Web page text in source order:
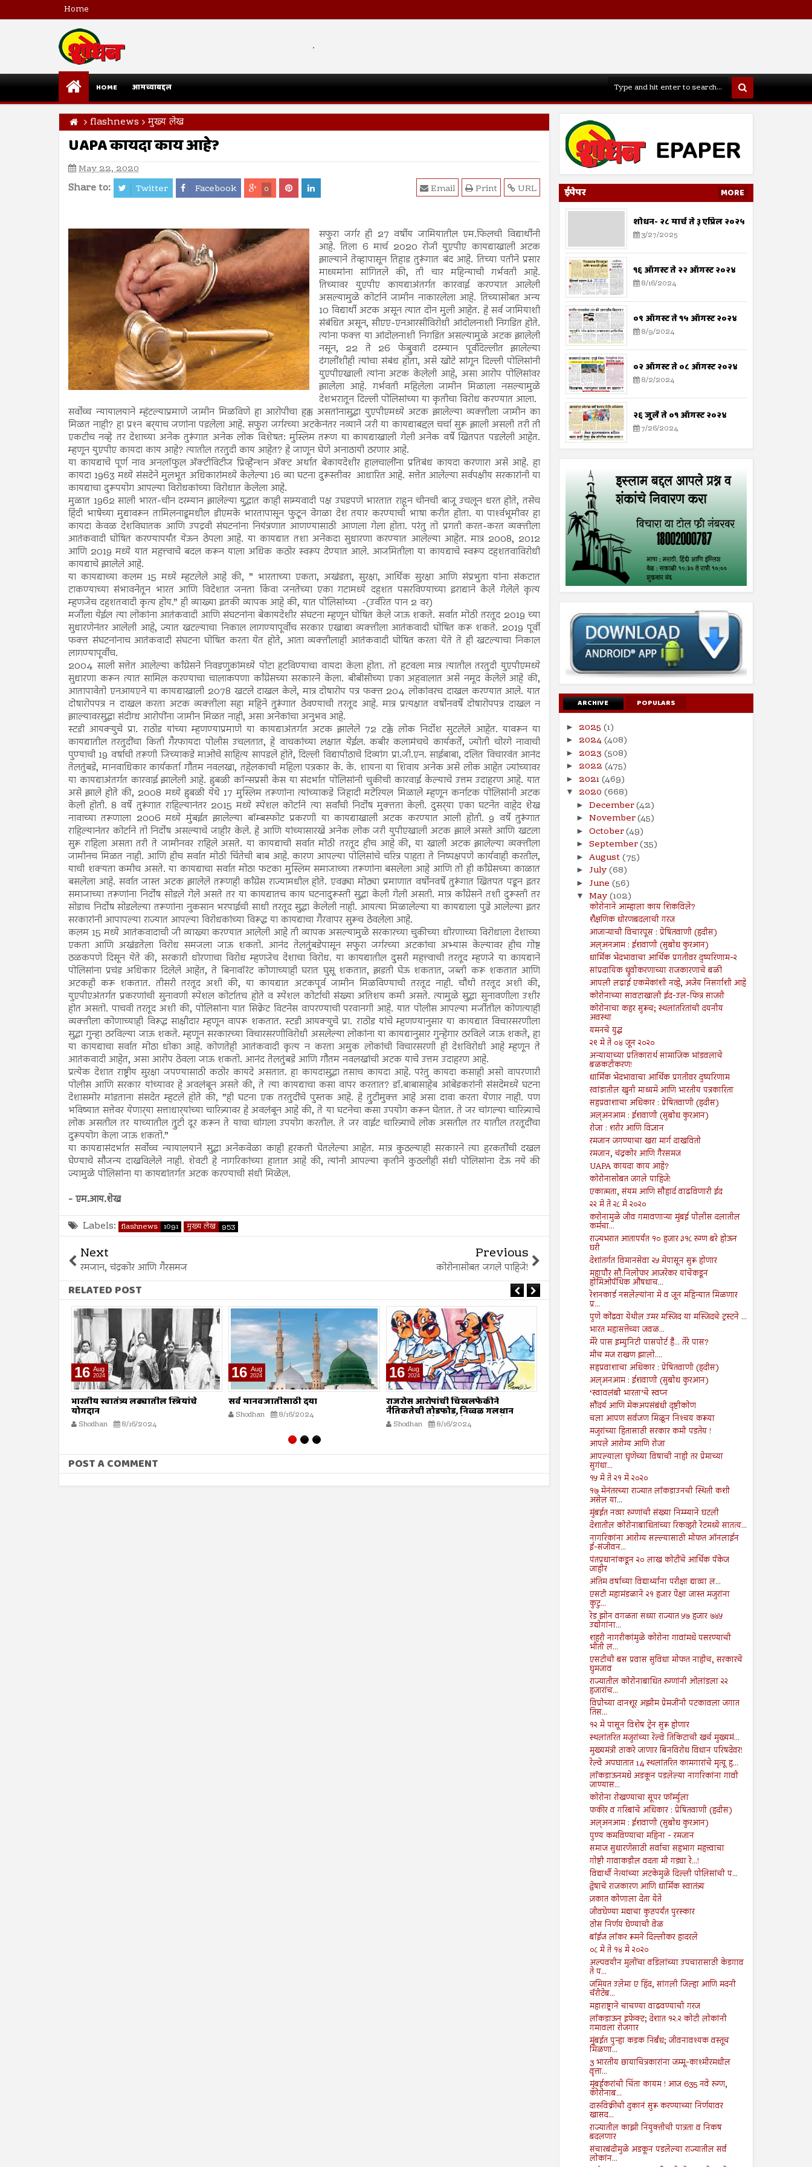
Home
.
HOME आमच्याबद्दल
flashnews मुख्य लेख
UAPA कायदा काय आहे?
May 22, 2020
Share to: Twitter Facebook 0 URL
Print
Email
सफुरा जर्गर ही 27 वर्षीय जामियातील एम.फिलची विद्यार्थीनी
आहे. तिला 6 मार्च 2020 रोजी युएपीए कायद्याखाली अटक
झाल्याने तेव्हापासून तिहाड तुरूंगात बंद आहे. तिच्या पतीने प्रसार
माध्यमांना सांगितले की, ती चार महिन्याची गर्भवती आहे.
तिच्यावर युएपीए कायद्याअंतर्गत कारवाई करण्यात आलेली
असल्यामुळे कोर्टाने जामीन नाकारलेला आहे. तिच्यासोबत अन्य
10 विद्यार्थी अटक असून त्यात दोन मुली आहेत. हे सर्व जामियाशी
संबंधित असून, सीएए-एनआरसीविरोधी आंदोलनाशी निगडित होते.
त्यांना फक्त या आंदोलनाशी निगडित असल्यामुळे अटक झालेली
नसून, 22 ते 26 फेब्रुवारी दरम्यान पूर्वदिल्लीत झालेल्या
दंगलींशीही त्यांचा संबंध होता, असे खोटे सांगून दिल्ली पोलिसांनी
युएपीएखाली त्यांना अटक केलेली आहे, असा आरोप पोलिसांवर
झालेला आहे. गर्भवती महिलेला जामीन मिळाला नसल्यामुळे
देशभरातून दिल्ली पोलिसांच्या या कृतीचा विरोध करण्यात आला.
सर्वोच्च न्यायालयाने म्हंटल्याप्रमाणे जामीन मिळविणे हा आरोपीचा हक्क असतांनासुद्धा युएपीएमध्ये अटक झालेल्या व्यक्तीला जामीन का
मिळत नाही? हा प्रश्‍न बर्‍याच जणांना पडलेला आहे. सफुरा जर्गरच्या अटकेनंतर नव्याने जरी या कायद्याबद्दल चर्चा सुरू झाली असली तरी ती
एकटीच नव्हे तर देशाच्या अनेक तुरूंगात अनेक लोक विशेषत: मुस्लिम तरूण या कायद्याखाली गेली अनेक वर्षे खितपत पडलेली आहेत.
म्हणून युएपीए कायदा काय आहे? त्यातील तरतुदी काय आहेत? हे जाणून घेणे अनाठायी ठरणार आहे.
या कायद्याचे पूर्ण नाव अनलॉफुल अ‍ॅक्टीविटीज प्रिव्हेंन्शन अ‍ॅक्ट अर्थात बेकायदेशीर हालचालींना प्रतिबंध कायदा करणारा असे आहे. हा
कायदा 1963 मध्ये संसदेने मुलभूत अधिकारांमध्ये केलेल्या 16 व्या घटना दुरूस्तीवर आधारित आहे. सत्तेत आलेल्या सर्वपक्षीय सरकारांनी या
कायद्याचा दुरूपयोग आपल्या विरोधकांच्या विरोधात केलेला आहे.
मुळात 1962 साली भारत-चीन दरम्यान झालेल्या युद्धात काही साम्यवादी पक्ष उघडपणे भारतात राहून चीनची बाजू उचलून धरत होते, तसेच
हिंदी भाषेच्या मुद्यावरून तामिलनाडूमधील डीएमके भारतापासून फुटून वेगळा देश तयार करण्याची भाषा करीत होता. या पार्श्‍वभूमीवर हा
कायदा केवळ देशविघातक आणि उपद्रवी संघटनांना नियंत्रणात आणण्यासाठी आणला गेला होता. परंतु तो प्रगती करत-करत व्यक्तीला
आतंकवादी घोषित करण्यापर्यंत येऊन ठेपला आहे. या कायद्यात तशा अनेकदा सुधारणा करण्यात आलेल्या आहेत. मात्र 2008, 2012
आणि 2019 मध्ये यात महत्त्वाचे बदल करून याला अधिक कठोर स्वरूप देण्यात आले. आजमितीला या कायद्याचे स्वरूप दहशतवाविरोधी
कायद्याचे झालेले आहे.
या कायद्याच्या कलम 15 मध्ये म्हटलेले आहे की, ” भारताच्या एकता, अखंडता, सुरक्षा, आर्थिक सुरक्षा आणि संप्रभुता यांना संकटात
टाकण्याच्या संभावनेतून भारत आणि विदेशात जनता किंवा जनतेच्या एका गटामध्ये दहशत पसरविण्याच्या इराद्याने केलेे गेलेले कृत्य
म्हणजेच दहशतवादी कृत्य होय.” ही व्याख्या इतकी व्यापक आहे की, यात पोलिसांच्या -(उर्वरित पान 2 वर)
मर्जीला येईल त्या लोकांना आतंकवादी आणि संघटनांना बेकायदेशीर संघटना म्हणून घोषित केले जाऊ शकते. सर्वात मोठी तरतूद 2019 च्या
सुधारणेनंतर आलेली आहे, ज्यात खटल्याचा निकाल लागण्यापूर्वीच सरकार एखाद्या व्यक्तीला आतंकवादी घोषित करू शकते. 2019 पूर्वी
फक्त संघटनांनाच आतंकवादी संघटना घोषित करता येत होते, आता व्यक्तीलाही आतंकवादी घोषित करता येते ते ही खटल्याचा निकाल
लागण्यापूर्वीच.
2004 साली सत्तेत आलेल्या काँग्रेसने निवडणुकांमध्ये पोटा हटविण्याचा वायदा केला होता. तो हटवला मात्र त्यातील तरतुदी युएपीएमध्ये
सुधारणा करून त्यात सामिल करण्याचा चालाकपणा काँग्रेसच्या सरकारने केला. बीबीसीच्या एका अहवालात असे नमूद केलेले आहे की,
आतापावेतो एनआयएने या कायद्याखाली 2078 खटले दाखल केले, मात्र दोषारोप पत्र फक्त 204 लोकांवरच दाखल करण्यात आले. यात
दोषारोपपत्र न दाखल करता अटक व्यक्तीला सहा महिने तुरूंगात ठेवण्याची तरतूद आहे. मात्र प्रत्यक्षात वर्षोनवर्षे दोषारोपपत्र दाखल न
झाल्यावरसुद्धा संदीग्ध आरोपींना जामीन मिळत नाही, असा अनेकांचा अनुभव आहे.
स्टडी आयक्युचे प्रा. राठोड यांच्या म्हणण्याप्रमाणे या कायद्याअंतर्गत अटक झालेले 72 टक्के लोक निर्दोश सुटलेले आहेत. यावरून या
कायद्यातील तरतुदींचा किती गैरफायदा पोलीस उचलतात, हे वाचकांच्या लक्षात येईल. कबीर कलामंचचे कार्यकर्ते, ज्योती चोरगे नावाची
पुण्याची 19 वर्षाची तरूणी जिच्याकडे माओचे साहित्य सापडले होते, दिल्ली विद्यापीठाचे दिव्यांग प्रा.जी.एन. साईबाबा, दलित विचारवंत आनंद
तेलतुंबडे, मानवाधिकार कार्यकर्ता गौतम नवलखा, तहेलकाची महिला पत्रकार के. के. शायना या शिवाय अनेक असे लोक आहेत ज्यांच्यावर
या कायद्याअंतर्गत कारवाई झालेली आहे. हुबळी कॉन्सप्रसी केस या संदर्भात पोलिसांनी चुकीची कारवाई केल्याचे उत्तम उदाहरण आहे. यात
असे झाले होते की, 2008 मध्ये हुबळी येथे 17 मुस्लिम तरूणांना त्यांच्याकडे जिहादी मटेरियल मिळाले म्हणून कर्नाटक पोलिसांनी अटक
केली होती. 8 वर्षे तुरूंगात राहिल्यानंतर 2015 मध्ये स्पेशल कोर्टाने त्या सर्वांची निर्दोष मुक्तता केली. दुसर्‍या एका घटनेत वाहेद शेख
नावाच्या तरूणाला 2006 मध्ये मुंबईत झालेल्या बॉम्बस्फोट प्रकरणी या कायद्याखाली अटक करण्यात आली होती. 9 वर्षे तुरूंगात
राहिल्यानंतर कोर्टाने तो निर्दोष असल्याचे जाहीर केले. हे आणि यांच्यासारखे अनेक लोक जरी युपीएखाली अटक झाले असते आणि खटला
सुरू राहिला असता तरी ते जामीनवर राहिले असते. या कायद्याची सर्वात मोठी तरतूद हीच आहे की, या खाली अटक झालेल्या व्यक्तीला
जामीनच मिळत नाही. आणि हीच सर्वात मोठी चिंतेची बाब आहे. कारण आपल्या पोलिसांचे चरित्र पाहता ते निष्पक्षपणे कार्यवाही करतील,
याची शक्यता कमीच असते. या कायद्याचा सर्वात मोठा फटका मुस्लिम समाजाच्या तरूणांना बसलेला आहे आणि तो ही काँग्रेसच्या काळात
बसलेला आहे. सर्वात जास्त अटक झालेले तरूणही काँग्रेस राज्यामधील होते. एवढ्या मोठ्या प्रमाणात वर्षोनवर्षे तुरूंगात खितपत पडून इतर
समाजाच्या तरूणांना निर्दोष सोडले गेले असते तर या कायद्यातच काय घटनादुरूस्ती सुद्धा केली गेली असती. मात्र काँग्रेसने तशी दुरूस्ती तर
सोडाच निर्दोष सोडलेल्या तरूणांना नुकसान भरपाईची साधी तरतूद सुद्धा केलेली नाही. आयत्या मिळालेल्या या कायद्याला पुढे आलेल्या इतर
सरकारांनी आपापल्या राज्यात आपल्या विरोधकांच्या विरूद्ध या कायद्याचा गैरवापर सुरूच ठेवलेला आहे.
कलम 15 मध्ये आतंकवादाची जी व्याख्या करण्यात आलेली आहे ती व्यापक असल्यामुळे सरकारच्या चुकीच्या धोरणाच्या विरोधाला देशाच्या
एकता आणि अखंडतेला विरोध समजला जाऊ शकतो. आनंद तेलतुंबडेपासून सफुरा जर्गरच्या अटकांचा अभ्यास केल्यावर हीच गोष्ट
ठळकपणे दिसून येते की, सरकारी धोरणाचा विरोध म्हणजेच देशाचा विरोध. या कायद्यातील दुसरी महत्त्वाची तरतूद म्हणजे या कायद्याने
पोलिसांना प्रचंड अधिकार दिलेले आहेत, ते बिनावॉरंट कोणाच्याही घरात घुसू शकतात, झडती घेऊ शकतात, जब्ती करू शकतात आणि
अटकही करू शकतात. तीसरी तरतूद अशी की, या कायद्यात अटकपूर्व जामीन मिळविण्याची तरतूद नाही. चौथी तरतूद अशी की,
युएपीएअंतर्गत प्रकरणांची सुनावणी स्पेशल कोर्टातच होते व स्पेशल कोर्टाची संख्या अतिशय कमी असते. त्यामुळे सुद्धा सुनावणीला उशीर
होत असतो. पाचवी तरतूद अशी की, पोलिसांना यात सिक्रेट विटनेस वापरण्याची परवानगी आहे. यात पोलीस आपल्या मर्जीतील कोणत्याही
व्यक्तीला कोणाच्याही विरूद्ध साक्षीदार म्हणून वापरू शकतात. स्टडी आयक्युचे प्रा. राठोड यांचे म्हणण्यानुसार या कायद्यात विचारसरणीला
सुद्धा गुन्हा ठरविल्या जाऊ शकते. म्हणून सरकारच्या विचारसरणीविरोधी असलेल्या लोकांना या कायद्यानुसार गुन्हेगार ठरविले जाऊ शकते, हा
या कायद्याचा सर्वात मोठा धोका आहे. कोणतेही आतंकवादी कृत्य न करता अमुक लोकांची विचारसरणी ही देशविरोधी आहे म्हणून ते
आतंकवादी आहेत, असा आरोप ठेवला जाऊ शकतो. आनंद तेलतुंबडे आणि गौतम नवलखांची अटक याचे उत्तम उदाहरण आहे.
प्रत्येक देशात राष्ट्रीय सुरक्षा जपण्यासाठी कठोर कायदे असतात. हा कायदासुद्धा तसाच कायदा आहे. परंतु कायदा कसाही असो वापरणारी
पोलीस आणि सरकार यांच्यावर हे अवलंबून असते की, ते त्या कायद्याचा कसा वापर करतात? डॉ.बाबासाहेब आंबेडकरांनी संसदेमध्ये घटना
देशासमोर मांडताना संसदेत म्हटले होते की, ”ही घटना एक तरतुदींचे पुस्तक आहे. हे त्रुटीमुक्त आहे असा दावा करता येणार नाही. पण
भविष्यात सत्तेवर येणार्‍या सत्ताधार्‍यांच्या चारित्र्यावर हे अवलंबून आहे की, ते या घटनेचा कसा उपयोग करून घेतात. ते जर चांगल्या चारित्र्याचे
लोक असतील तर याच्यातील त्रुटी दूर करून ते याचा चांगला उपयोग करतील. ते जर वाईट चारित्र्याचे लोक असतील तर यातील तरतूदींचा
दुरूपयोग केला जाऊ शकतो.”
या कायद्यासंदर्भात सर्वोच्च न्यायालयाने सुद्धा अनेकवेळा काही हरकती घेतलेल्या आहेत. मात्र कुठल्याही सरकारने त्या हरकतींची दखल
घेण्याचे सौजन्य दाखविलेले नाही. शेवटी हे नागरिकांच्या हातात आहे की, त्यांनी आपल्या कृतीने कुठलीही संधी पोलिसांना देऊ नये की
ज्यामुळे पोलिसांना या कायद्यांतर्गत अटक करण्याची संधी मिळेल.
- एम.आय.शेख
Labels: flashnews 1091 मुख्य लेख 953
Next
रमजान, चंद्रकोर आणि गैरसमज
Previous
कोरोनासोबत जगले पाहिजे!
RELATED POST
16 Aug
2024
भारतीय स्वातंत्र्य लढ्यातील स्त्रियांचे
योगदान
Shodhan 8/16/2024
16 Aug
2024
सर्व मानवजातीसाठी दया
Shodhan 8/16/2024
16 Aug
2024
राजरोस आरोपांची चिखलफेकीने
नैतिकतेची तोडफोड, निव्वळ गलथान
राजकारणामुळे जनसेवेचा बट्ट्याबोळ...!
Shodhan 8/16/2024
तरुण नेतृत्वाचा अभाव अमेरिकेच्या
अधोगतीस कारणीभूत ठरू शकतो?
8/9/2024
09
Shodhan
POST A COMMENT
ईपेपर MORE
शोधन- २८ मार्च ते ३ एप्रिल २०२५
3/27/2025
१६ ऑगस्ट ते २२ ऑगस्ट २०२४
8/16/2024
०९ ऑगस्ट ते १५ ऑगस्ट २०२४
8/9/2024
०२ ऑगस्ट ते ०८ ऑगस्ट २०२४
8/2/2024
२६ जुलै ते ०१ ऑगस्ट २०२४
7/26/2024
ARCHIVE POPULARS
► 2025 (1)
► 2024(408)
► 2023 (508)
► 2022 (475)
► 2021(469)
▼ 2020 (668)
► December(42)
► November(45)
► October(49)
► September(35)
► August(75)
► July(68)
► June (56)
▼ May(102)
कोरोनाने आम्हाला काय शिकविले?
शैक्षणिक धोरणबदलाची गरज
आजाऱ्याची विचारपूस : प्रेषितवाणी (हदीस)
अल्अनआम : ईशवाणी (सुबोध कुरआन)
धार्मिक भेदभावाचा आर्थिक प्रगतीवर दुष्परिणाम-२
सांप्रदायिक ध्रुवीकरणाच्या राजकारणाचे बळी
आपली लढाई एकमेकांशी नव्हे, अजेय निसर्गाशी आहे
कोरोनाच्या सावटाखाली ईद-उल-फित्र साजरी
कोरोनाचा कहर सुरूच; स्थलांतरितांची दयनीय
अवस्था
यमनचे युद्ध
२९ मे ते ०४ जून २०२०
अन्यायाच्या प्रतिकारार्थ सामाजिक भांडवलाचे
बळकटीकरण!
धार्मिक भेदभावाचा आर्थिक प्रगतीवर दुष्परिणाम
रवांडातील खुनी माध्यमे आणि भारतीय पत्रकारिता
सहप्रवाशाचा अधिकार : प्रेषितवाणी (हदीस)
अल्अनआम : ईशवाणी (सुबोध कुरआन)
रोजा : शरीर आणि विज्ञान
रमजान जगण्याचा खरा मार्ग दाखवितो
रमजान, चंद्रकोर आणि गैरसमज
UAPA कायदा काय आहे?
कोरोनासोबत जगले पाहिजे!
एकात्मता, संयम आणि सौहार्द वाढविणारी ईद
२२ मे ते २८ मे २०२०
करोनामुळे जीव गमावणाऱ्या मुंबई पोलीस दलातील
कर्मचा...
राज्यभरात आतापर्यंत १० हजार ३१८ रुग्ण बरे होऊन
घरी
देशांतर्गत विमानसेवा २५ मेपासून सुरू होणार
महापौर सौ.निलोफर आजरेकर यांचेकडून
होमिओपॅथिक औषधाच...
रेशनकार्ड नसलेल्यांना मे व जून महिन्यात मिळणार
प्र...
पुणे कोंढवा येथील उमर मस्जिद या मस्जिदचे ट्रस्टने ...
भारत महासत्तेच्या जवळ...
मेरे पास इम्युनिटी पासपोर्ट है... तेरे पास?
मीच मज राखण झालो....
सहप्रवाशाचा अधिकार : प्रेषितवाणी (हदीस)
अल्अनआम : ईशवाणी (सुबोध कुरआन)
‘स्वावलंबी भारता’चे स्वप्न
सौंदर्य आणि मेकअपसंबंधी दृष्टीकोण
चला आपण सर्वजण मिळून निश्‍चय करूया
मजुरांच्या हितासाठी सरकार कमी पडतेय !
आपले आरोग्य आणि रोजा
आपल्याला घृणेच्या विषाची नाही तर प्रेमाच्या
सुगंधा...
१५ मे ते २१ मे २०२०
१७ मेनंतरच्या राज्यात लॉकडाउनची स्थिती कशी
असेल या...
मुंबईत नव्या रुग्णांची संख्या निम्म्याने घटली
देशातील कोरोनाबाधितांच्या रिकव्हरी रेटमध्ये सातत्य...
नागरिकांना आरोग्य सल्ल्यासाठी मोफत ऑनलाईन
ई-संजीवन...
पंतप्रधानांकडून २० लाख कोटींचे आर्थिक पॅकेज
जाहीर
अंतिम वर्षाच्या विद्यार्थ्यांना परीक्षा द्याव्या ल...
एसटी महामंडळाने २१ हजार पेक्षा जास्त मजुरांना
कुटु...
रेड झोन वगळता सध्या राज्यात ५७ हजार ७४५
उद्योगांना...
शहरी नागरीकांमुळे कोरोना गावांमधे पसरण्याची
भीती ल...
एसटीची बस प्रवास सुविधा मोफत नाहीच, सरकारचे
घुमजाव
राज्यातील कोरोनाबाधित रुग्णांनी ओलांडला २२
हजारांच...
विप्रोच्या दानशूर अझीम प्रेमजींनी पटकावला जगात
तिस...
१२ मे पासून विशेष ट्रेन सुरू होणार
स्थलांतरित मजुरांच्या रेल्वे तिकिटाची खर्च मुख्यमं...
मुख्यमंत्री ठाकरे जाणार बिनविरोध विधान परिषदेवर!
रेल्वे अपघातात 14 स्थलांतरित कामगारांचे मृत्यू हृ...
लाॅकडाऊनमधे अडकून पडलेल्या नागरिकांना गावी
जाण्यास...
कोरोना रोखण्याचा सूपर फॉर्म्युला
फकीर व गरिबांचे अधिकार : प्रेषितवाणी (हदीस)
अल्अनआम : ईशवाणी (सुबोध कुरआन)
पुण्य कमविण्याचा महिना - रमजान
समाज सुधारणेसाठी सर्वाचा सहभाग महत्त्वाचा
गोष्टी गावाकडील वदता मी गड्या रे...!
विद्यार्थी नेत्यांच्या अटकेमुळे दिल्ली पोलिसांची प...
द्वेषाचे राजकारण आणि धार्मिक स्वातंत्र्य
ज़कात कोणाला देता येते
जीवघेण्या मद्याचा कुठपर्यंत पुरस्कार
ठोस निर्णय घेण्याची वेळ
बॉईज लॉकर रूमने दिल्लीकर हादरले
०८ मे ते १४ मे २०२०
अल्पवयीन मुलींचा वडिलांच्या उपचारासाठी केडगाव
ते प...
जमियत उलेमा ए हिंद, सांगली जिल्हा आणि मदनी
चॅरीटेब...
महाराष्ट्राने चाचण्या वाढवण्याची गरज
लॉकडाऊन इफेक्ट; देशात १२.२ कोटी लोकांनी
गमावला रोजगार
मुंबईत पुन्हा कडक निर्बंध; जीवनावश्यक वस्तूच
मिळणा...
3 भारतीय छायाचित्रकारांना जम्मू-काश्मीरमधील
वृत्ता...
मुंबईकरांची चिंता कायम ! आज 635 नवे रुग्ण,
कोरोनाब...
दारुविक्रीची दुकानं सुरू करण्याच्या निर्णयावर
खासद...
राज्यातील काझी नियुक्तीची पात्रता व निकष
बदलणार
संचारबंदीमुळे अडकून पडलेल्या राज्यातील सर्व
लोकांन...